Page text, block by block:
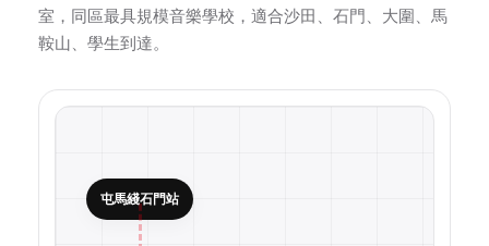
室，同區最具規模音樂學校，適合沙田、石門、大圍、馬
鞍山、學生到達。
屯馬綫石門站